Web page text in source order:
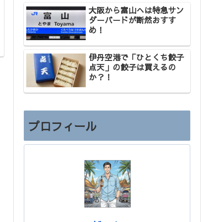
大阪から富山へは特急サン
ダーバードが断然おすす
め！
伊丹空港で「ひとくち餃子
点天」の餃子は買えるの
か？！
プロフィール